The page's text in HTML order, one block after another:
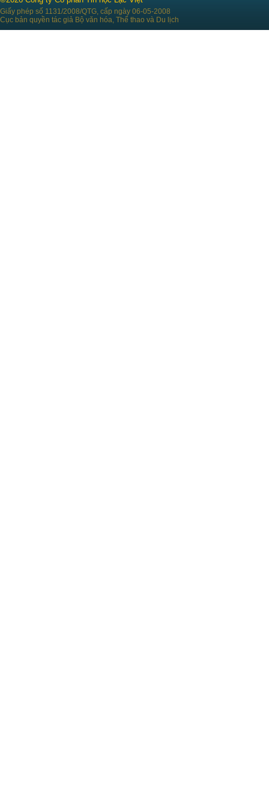
Giấy phép số 1131/2008/QTG, cấp ngày 06-05-2008
Cục bản quyền tác giả Bộ văn hóa, Thể thao và Du lịch